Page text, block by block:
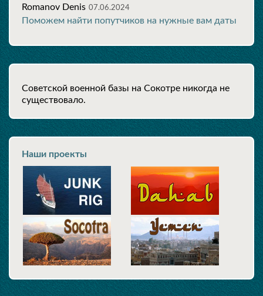
Romanov Denis 07.06.2024
Поможем найти попутчиков на нужные вам даты
Советской военной базы на Сокотре никогда не
существовало.
Наши проекты